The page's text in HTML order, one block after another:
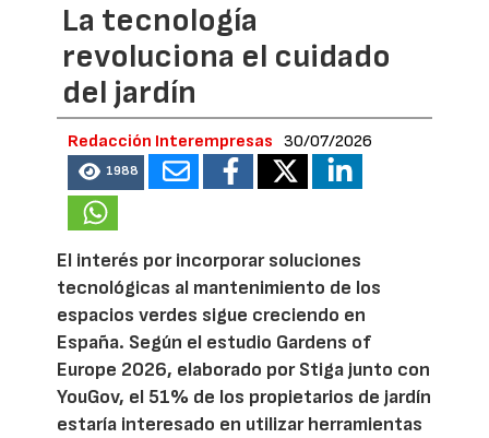
La tecnología
revoluciona el cuidado
del jardín
Redacción Interempresas 30/07/2026
1988
El interés por incorporar soluciones
tecnológicas al mantenimiento de los
espacios verdes sigue creciendo en
España. Según el estudio Gardens of
Europe 2026, elaborado por Stiga junto con
YouGov, el 51% de los propietarios de jardín
estaría interesado en utilizar herramientas